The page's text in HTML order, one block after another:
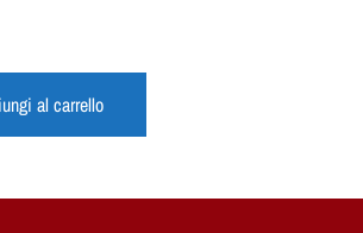
al carrello